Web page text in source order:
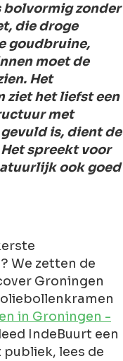
bolvormig zonder
die droge
goudbruine,
moet de
Het
ziet het liefst een
met
is, dient de
spreekt voor
ook goed
We zetten de
Groningen
in Groningen -
IndeBuurt een
lees de